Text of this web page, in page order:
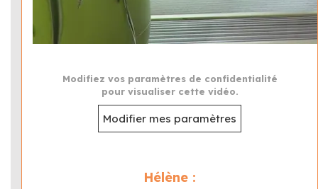
Modifiez vos paramètres de confidentialité
pour visualiser cette vidéo.
Modifier mes paramètres
Hélène :